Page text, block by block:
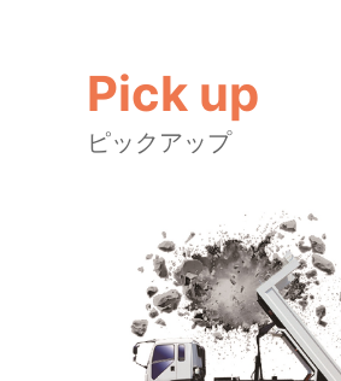
Pick up
ピックアップ